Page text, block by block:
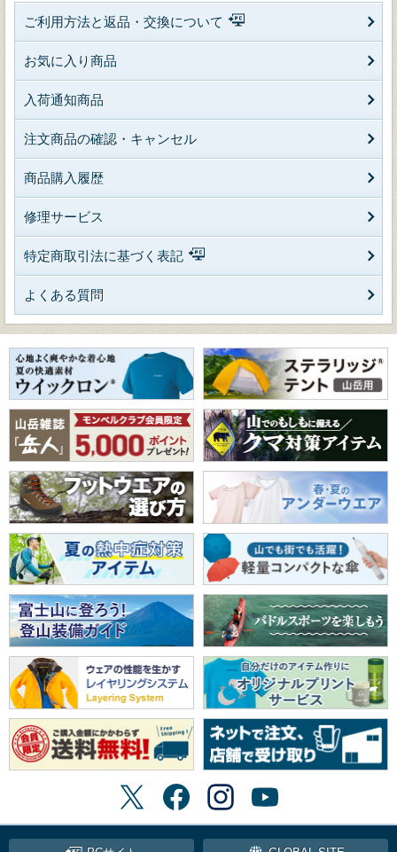
ご利用方法と返品・交換について
お気に入り商品
入荷通知商品
注文商品の確認・キャンセル
商品購入履歴
修理サービス
特定商取引法に基づく表記
よくある質問